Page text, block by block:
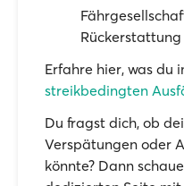
Erfahre hier, was du
streikbedingten
Du fragst dich, ob
Verspätungen oder
könnte? Dann